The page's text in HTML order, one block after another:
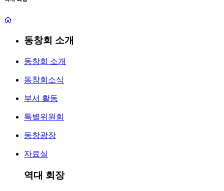
동창회 소개
동창회 소개
동창회소식
부서 활동
특별위원회
동창광장
자료실
역대 회장